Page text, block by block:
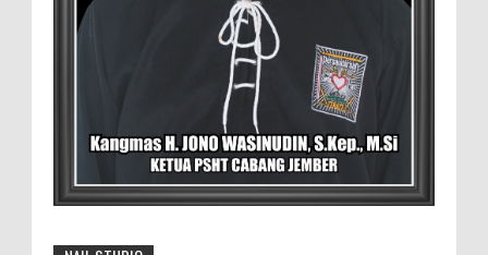
Anggota Karang Taruna Urunan Demi
Nobar Indonesia Lawan Vietnam
Pertandingan sepakbola antara Tim
Indonesia dan Vietnam tidak dilewatkan
begitu saha oleh penggemar bola, termasuk karang
taruna bahkan mere...